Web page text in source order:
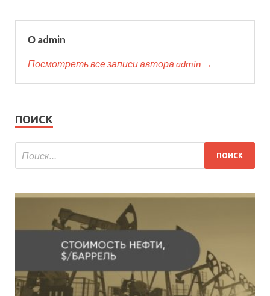
О admin
Посмотреть все записи автора admin →
ПОИСК